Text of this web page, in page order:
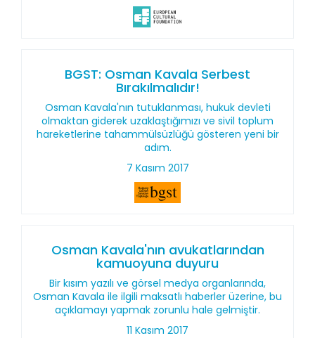
BGST: Osman Kavala Serbest
Bırakılmalıdır!
Osman Kavala'nın tutuklanması, hukuk devleti
olmaktan giderek uzaklaştığımızı ve sivil toplum
hareketlerine tahammülsüzlüğü gösteren yeni bir
adım.
7 Kasım 2017
Osman Kavala'nın avukatlarından
kamuoyuna duyuru
Bir kısım yazılı ve görsel medya organlarında,
Osman Kavala ile ilgili maksatlı haberler üzerine, bu
açıklamayı yapmak zorunlu hale gelmiştir.
11 Kasım 2017